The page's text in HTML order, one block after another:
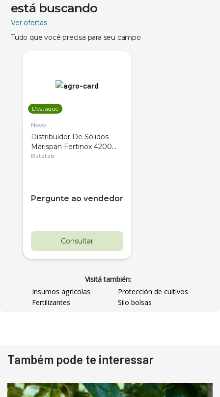
está buscando
Ver ofertas
Tudo que você precisa para seu campo
Destaque
Novo
Distribuidor De Sólidos
Marispan Fertinox 4200
Citrus
Batatais
Pergunte ao vendedor
Consultar
Pá Carregadeira Cat 966
Ano 1987
Visitá también:
Insumos agrícolas
Protección de cultivos
Fertilizantes
Silo bolsas
Também pode te interessar